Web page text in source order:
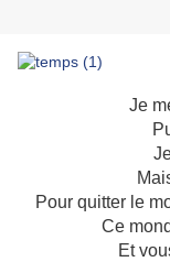
Je
Pour quitter le
Ce
Et